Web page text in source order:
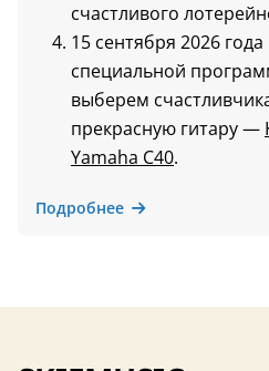
счастливого
15 сентября 2026
специальной
выберем
прекрасную гитару —
Yamaha C40.
Подробнее